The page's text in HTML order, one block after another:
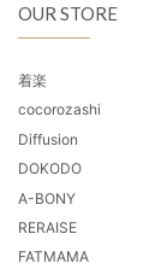
OUR STORE
着楽
cocorozashi
Diffusion
DOKODO
A-BONY
RERAISE
FATMAMA